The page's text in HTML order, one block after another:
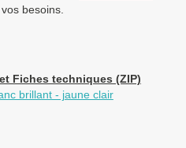
besoins.
Fiches techniques (ZIP)
brillant - jaune clair